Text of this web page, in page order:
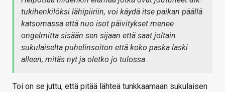
tukihenkilöksi lähipiiriin, voi käydä itse paikan päällä
katsomassa että nuo isot päivitykset menee
ongelmitta sisään sen sijaan että saat joltain
sukulaiselta puhelinsoiton että koko paska laski
alleen, mitäs nyt ja oletko jo tulossa.
Toi on se juttu, että pitää lähteä tunkkaamaan sukulaisen